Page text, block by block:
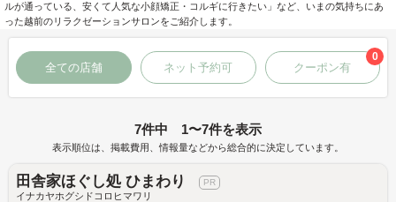
ルが通っている、安くて人気な小顔矯正・コルギに行きたい」など、いまの気持ちにあ
った越前のリラクゼーションサロンをご紹介します。
全ての店舗 ネット予約可 クーポン有
0
7件中 1〜7件を表示
表示順位は、掲載費用、情報量などから総合的に決定しています。
田舎家ほぐし処 ひまわり
イナカヤホグシドコロヒマワリ